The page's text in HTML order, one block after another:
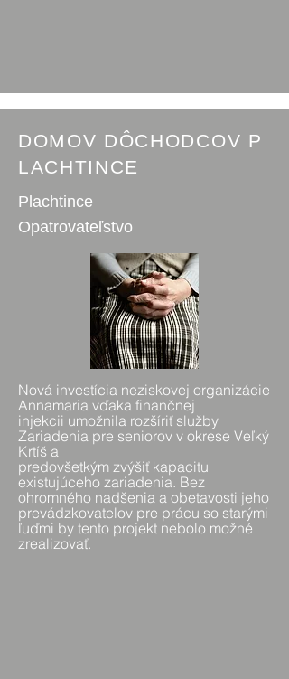
DOMOV DÔCHODCOV P
LACHTINCE
Plachtince
Opatrovateľstvo
Nová investícia neziskovej organizácie
Annamaria vďaka finančnej
injekcii umožnila rozšíriť služby
Zariadenia pre seniorov v okrese Veľký
Krtíš a
predovšetkým zvýšiť kapacitu
existujúceho zariadenia. Bez
ohromného nadšenia a obetavosti jeho
prevádzkovateľov pre prácu so starými
ľuďmi by tento projekt nebolo možné
zrealizovať.